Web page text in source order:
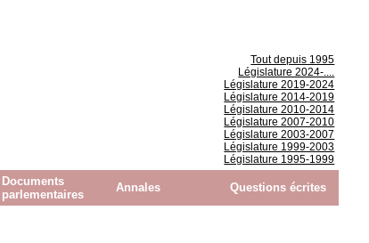
Tout depuis 1995
Législature 2024-....
Législature 2019-2024
Législature 2014-2019
Législature 2010-2014
Législature 2007-2010
Législature 2003-2007
Législature 1999-2003
Législature 1995-1999
Documents
parlementaires
Annales Questions écrites